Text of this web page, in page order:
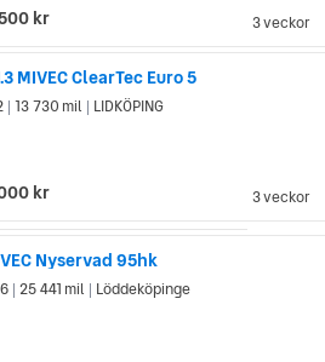
flertalet av sina bilmodeller
talet lyckades Mitsubishi hålla sig
ekonomiska krisen i Japan.
3 veckor
kr
MIVEC ClearTec Euro 5
3 veckor
13 730 mil LIDKÖPING
kr
Nyservad 95hk
25 441 mil Löddeköpinge